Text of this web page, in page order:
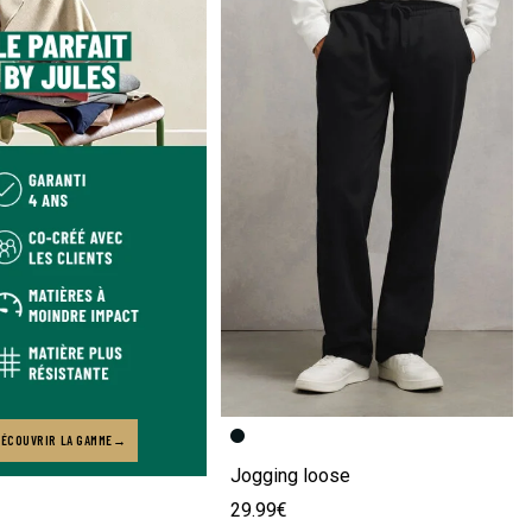
LA GAMME
Image précédente
Image suivante
Jogging loose
29.99€